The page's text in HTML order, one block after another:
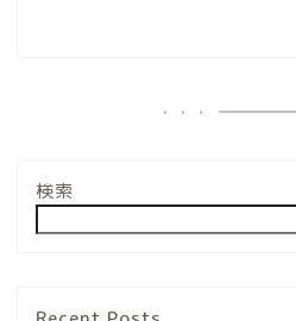
検索